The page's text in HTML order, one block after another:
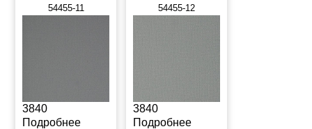
54455-11
3840
Подробнее
54455-12
3840
Подробнее